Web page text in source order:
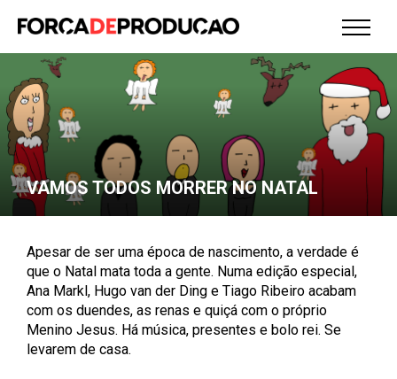
VAMOS TODOS MORRER NO NATAL
Apesar de ser uma época de nascimento, a verdade é
que o Natal mata toda a gente. Numa edição especial,
Ana Markl, Hugo van der Ding e Tiago Ribeiro acabam
com os duendes, as renas e quiçá com o próprio
Menino Jesus. Há música, presentes e bolo rei. Se
levarem de casa.